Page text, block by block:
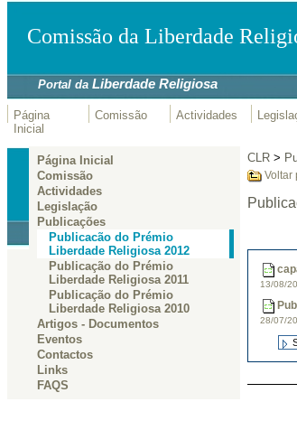
Comissão da Liberdade
Portal daLiberdade Religiosa
Página
Inicial
Comissão Actividades
Página Inicial
Comissão
Actividades
Legislação
Publicações
Publicacão do Prémio
Liberdade Religiosa 2012
Publicação do Prémio
Liberdade Religiosa 2011
Publicação do Prémio
Liberdade Religiosa 2010
Artigos - Documentos
Eventos
Contactos
Links
FAQS
CLR>
Voltar
13/08/
28/07/